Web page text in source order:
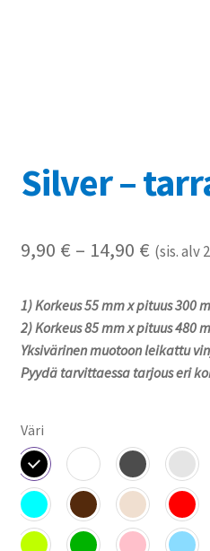
Teollisuus & Kiinteistö
Toimitusehdot
Värikartta
Kassa
Silver –
9,90 € – 14,90 €
-
14,90 €
(sis. alv
1) Korkeus 55 mm x pituus 300
2) Korkeus 85 mm x pituus 480
Yksivärinen muotoon leikattu
Pyydä tarvittaessa tarjous eri
Väri